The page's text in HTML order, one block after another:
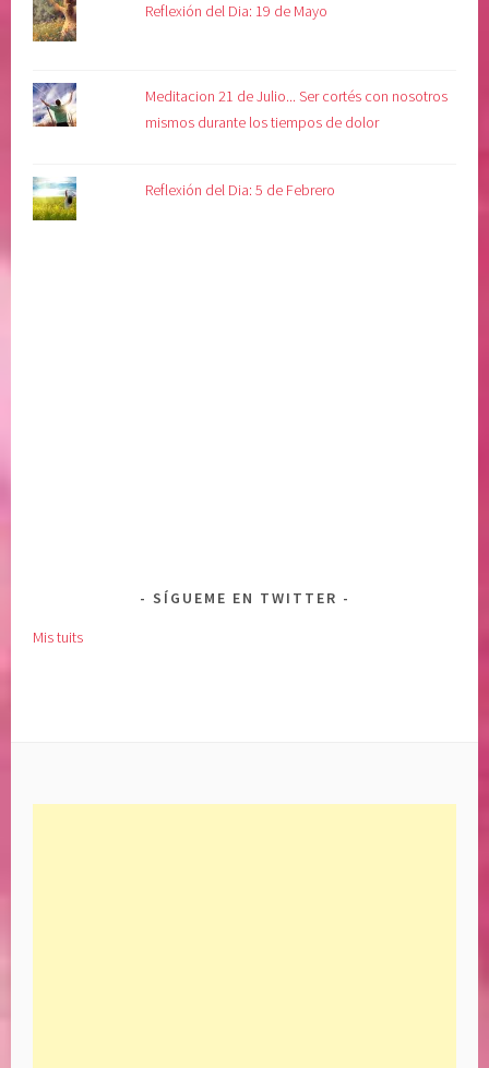
Reflexión del Dia: 19 de Mayo
Meditacion 21 de Julio... Ser cortés con nosotros
mismos durante los tiempos de dolor
Reflexión del Dia: 5 de Febrero
SÍGUEME EN TWITTER
Mis tuits